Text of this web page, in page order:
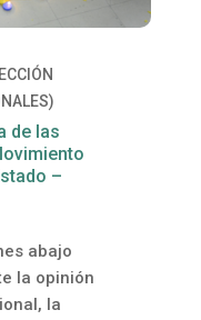
de las
–
abajo
la opinión
la